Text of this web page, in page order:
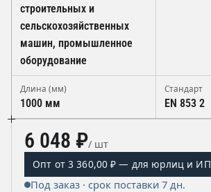
строительных и
сельскохозяйственных
машин, промышленное
оборудование
Длина (мм)
1000 мм
Стандарт
EN 853 2
6 048 ₽/ шт
Опт от 3 360,00 ₽ — для юрлиц и ИП
Под заказ · срок поставки 7 дн.